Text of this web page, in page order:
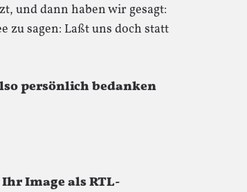
und dann haben wir gesagt:
zu sagen: Laßt uns doch statt
persönlich bedanken
Image als RTL-